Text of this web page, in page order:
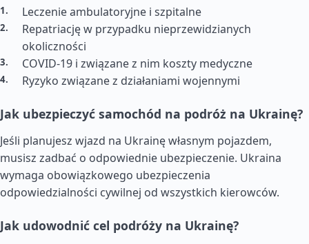
Leczenie ambulatoryjne i szpitalne
Repatriację w przypadku nieprzewidzianych
okoliczności
COVID-19 i związane z nim koszty medyczne
Ryzyko związane z działaniami wojennymi
Jak ubezpieczyć samochód na podróż na Ukrainę?
Jeśli planujesz wjazd na Ukrainę własnym pojazdem,
musisz zadbać o odpowiednie ubezpieczenie. Ukraina
wymaga obowiązkowego ubezpieczenia
odpowiedzialności cywilnej od wszystkich kierowców.
Jak udowodnić cel podróży na Ukrainę?